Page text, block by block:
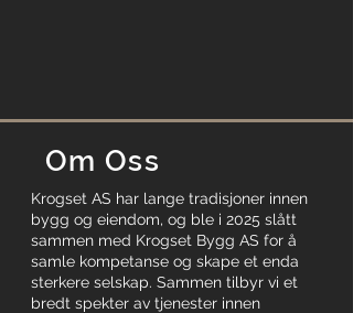
Om Oss
Krogset AS har lange tradisjoner innen
bygg og eiendom, og ble i 2025 slått
sammen med Krogset Bygg AS for å
samle kompetanse og skape et enda
sterkere selskap. Sammen tilbyr vi et
bredt spekter av tjenester innen